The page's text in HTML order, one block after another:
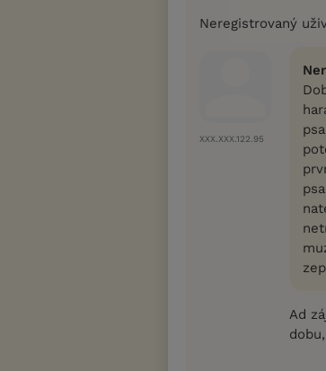
Neregistrovaný
XXX.XXX.122.95
Ad